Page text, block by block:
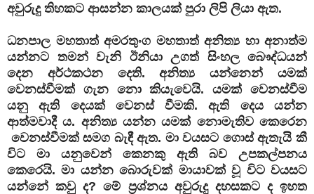
අවුරුදු තිහකට ආසන්න කාලයක් පුරා ලිපි ලියා ඇත.
ධනපාල මහතාත් අමරතුංග මහතාත් අනිත්‍ය හා අනාත්ම
යන්නට තමන් වැනි ඊනියා උගත් සිංහල බෞද්ධයන්
දෙන අර්ථකථන දෙති. අනිත්‍ය යන්නෙන් යමක්
වෙනස්වීමක් ගැන නො කියැවෙයි. යමක් වෙනස්වීම
යනු ඇති දෙයක් වෙනස් වීමකි. ඇති දෙය යන්න
ආත්මවාදී ය. අනිත්‍ය යන්න යමක් නොමැතිව කෙරෙන
වෙනස්වීමක් සමග බැඳී ඇත. මා වයසට ගොස් ඇතැයි කී
විට මා යනුවෙන් කෙනකු ඇති බව උපකල්පනය
කෙරෙයි. මා යන්න බොරුවක් මායාවක් වූ විට වයසට
යන්නේ කවු ද? මේ ප්‍රශ්නය අවුරුදු දහසකට ද ඉහත